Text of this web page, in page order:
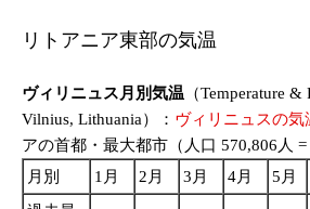
リトアニア東部の気温
ヴィリニュス月別気温 （Temperature
Vilnius, Lithuania）： ヴィリニュスの気
アの首都・最大都市（人口 570,806人 =
月別
1月 2月 3月 4月 5月